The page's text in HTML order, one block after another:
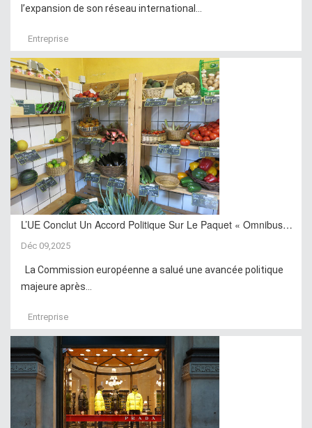
l’expansion de son réseau international...
Entreprise
L’UE Conclut Un Accord Politique Sur Le Paquet « Omnibus…
Déc 09,2025
La Commission européenne a salué une avancée politique
majeure après...
Entreprise